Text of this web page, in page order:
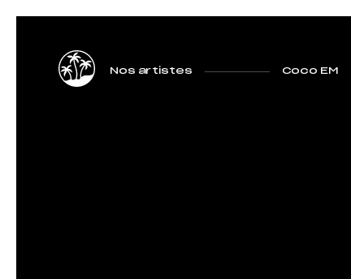
Nos artistes Coco EM